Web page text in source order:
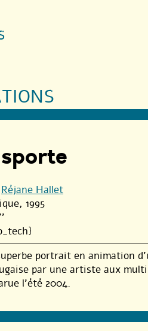
Réjane Hallet
1995
portrait en animation
par une artiste aux
l’été 2004.